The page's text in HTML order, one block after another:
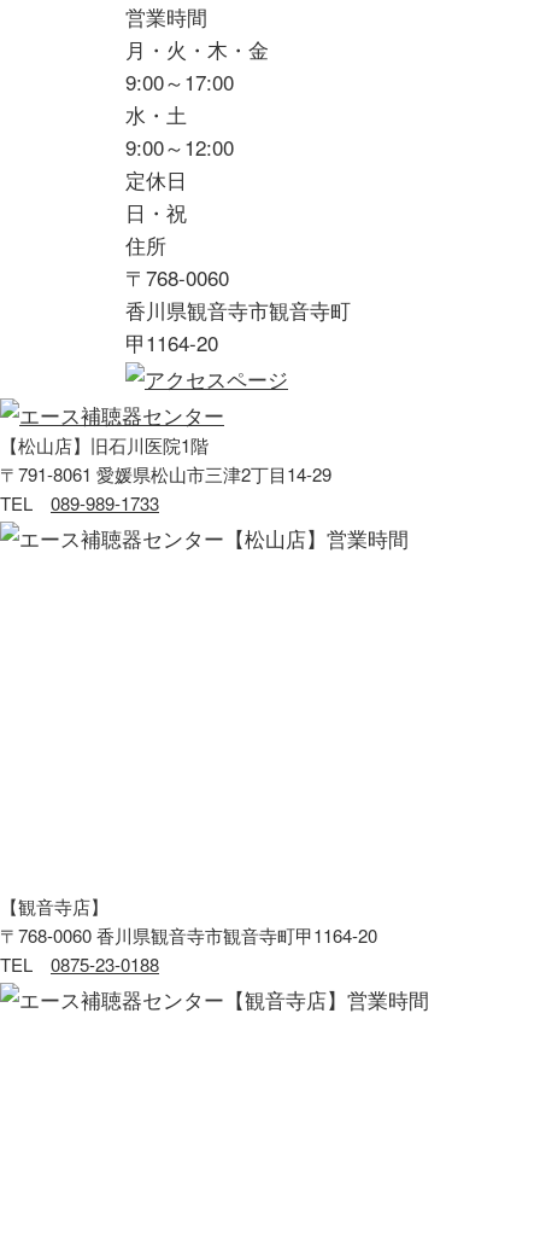
営業時間
月・火・木・金
9:00～17:00
水・土
9:00～12:00
定休日
日・祝
住所
〒768-0060
香川県観音寺市観音寺町
甲1164-20
【松山店】旧石川医院1階
〒791-8061 愛媛県松山市三津2丁目14-29
TEL 089-989-1733
【観音寺店】
〒768-0060 香川県観音寺市観音寺町甲1164-20
TEL 0875-23-0188